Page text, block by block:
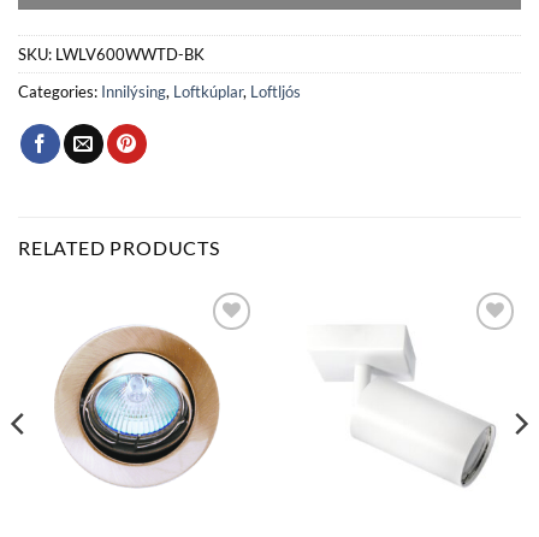
SKU: LWLV600WWTD-BK
Categories: Innilýsing, Loftkúplar, Loftljós
RELATED PRODUCTS
við á
óskalista